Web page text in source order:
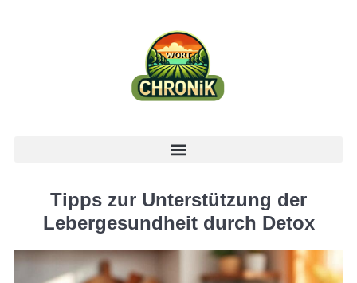
Tipps zur Unterstützung der
Lebergesundheit durch Detox